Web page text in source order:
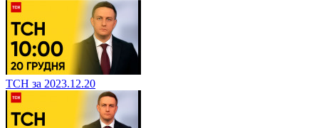
ТСН за 2023.12.20